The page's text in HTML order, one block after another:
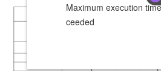
Maximum execution
ceeded